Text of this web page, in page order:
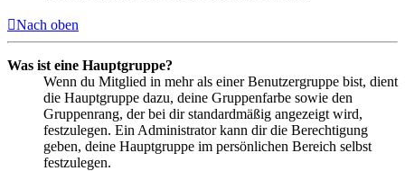
Nach oben
Was ist eine Hauptgruppe?
Wenn du Mitglied in mehr als einer Benutzergruppe bist, dient
die Hauptgruppe dazu, deine Gruppenfarbe sowie den
Gruppenrang, der bei dir standardmäßig angezeigt wird,
festzulegen. Ein Administrator kann dir die Berechtigung
geben, deine Hauptgruppe im persönlichen Bereich selbst
festzulegen.